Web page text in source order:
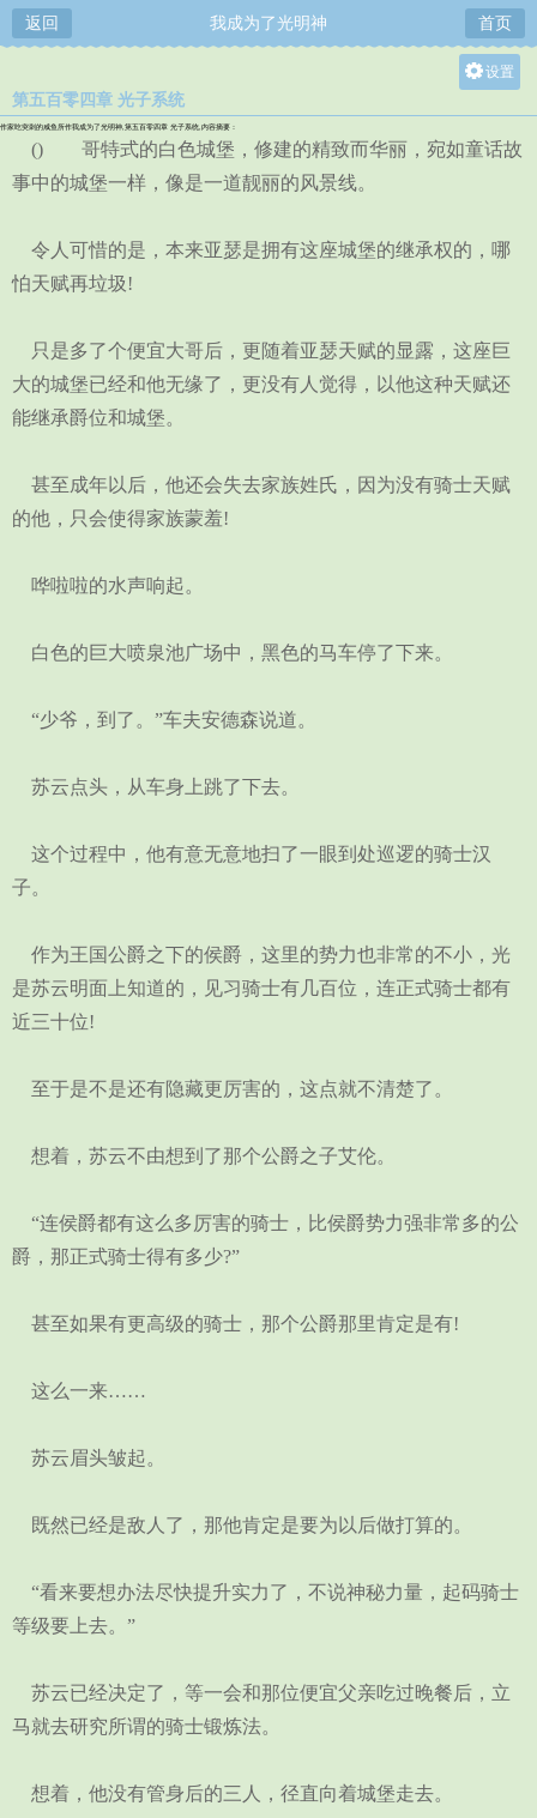
返回 我成为了光明神 首页
设置
大
第五百零四章 光子系统
作家吃突刺的咸鱼所作我成为了光明神,第五百零四章 光子系统,内容摘要：
() 哥特式的白色城堡，修建的精致而华丽，宛如童话故
事中的城堡一样，像是一道靓丽的风景线。
令人可惜的是，本来亚瑟是拥有这座城堡的继承权的，哪
怕天赋再垃圾!
只是多了个便宜大哥后，更随着亚瑟天赋的显露，这座巨
大的城堡已经和他无缘了，更没有人觉得，以他这种天赋还
能继承爵位和城堡。
甚至成年以后，他还会失去家族姓氏，因为没有骑士天赋
的他，只会使得家族蒙羞!
哗啦啦的水声响起。
白色的巨大喷泉池广场中，黑色的马车停了下来。
“少爷，到了。”车夫安德森说道。
苏云点头，从车身上跳了下去。
这个过程中，他有意无意地扫了一眼到处巡逻的骑士汉
子。
作为王国公爵之下的侯爵，这里的势力也非常的不小，光
是苏云明面上知道的，见习骑士有几百位，连正式骑士都有
近三十位!
至于是不是还有隐藏更厉害的，这点就不清楚了。
想着，苏云不由想到了那个公爵之子艾伦。
“连侯爵都有这么多厉害的骑士，比侯爵势力强非常多的公
爵，那正式骑士得有多少?”
甚至如果有更高级的骑士，那个公爵那里肯定是有!
这么一来……
苏云眉头皱起。
既然已经是敌人了，那他肯定是要为以后做打算的。
“看来要想办法尽快提升实力了，不说神秘力量，起码骑士
等级要上去。”
苏云已经决定了，等一会和那位便宜父亲吃过晚餐后，立
马就去研究所谓的骑士锻炼法。
想着，他没有管身后的三人，径直向着城堡走去。